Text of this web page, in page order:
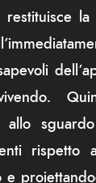
restituisce
allo
rispetto
e